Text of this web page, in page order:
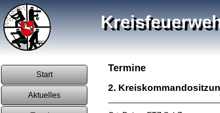
Start
Aktuelles
Termine
2.